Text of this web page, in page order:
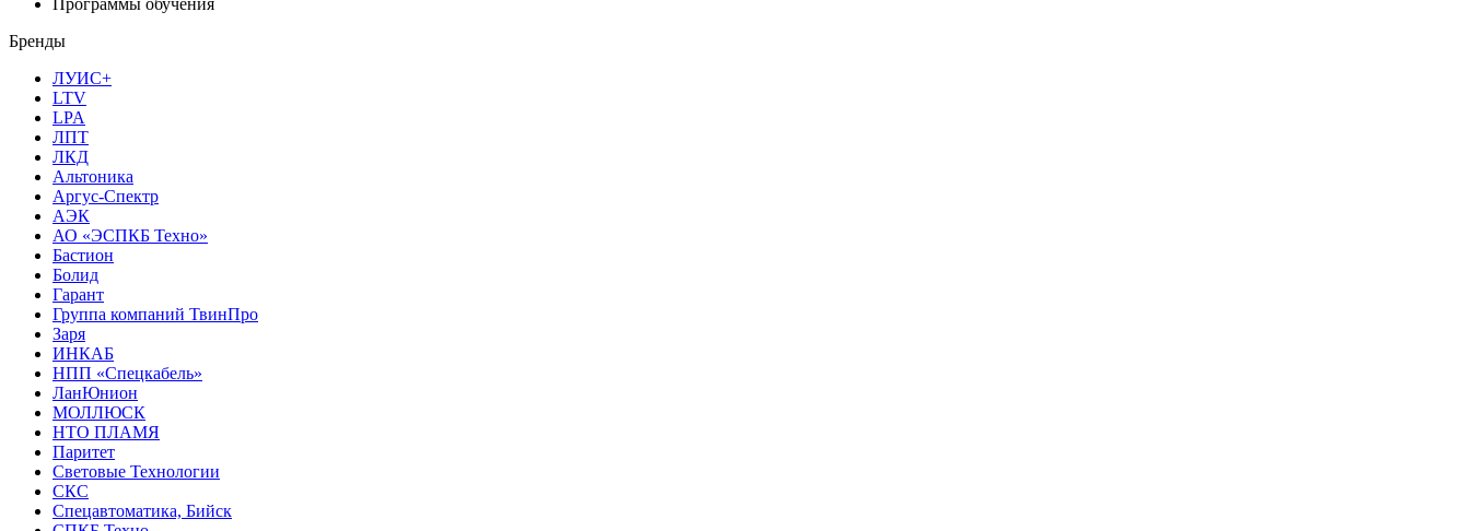
Программы обучения
Бренды
ЛУИС+
LTV
LPA
ЛПТ
ЛКД
Альтоника
Аргус-Спектр
АЭК
АО «ЭСПКБ Техно»
Бастион
Болид
Гарант
Группа компаний ТвинПро
Заря
ИНКАБ
НПП «Спецкабель»
ЛанЮнион
МОЛЛЮСК
НТО ПЛАМЯ
Паритет
Световые Технологии
СКС
Спецавтоматика, Бийск